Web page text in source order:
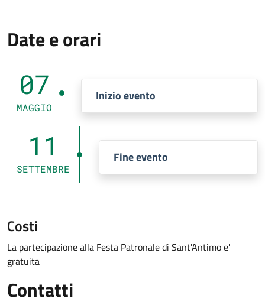
Date e orari
07
MAGGIO
Inizio evento
11
SETTEMBRE
Fine evento
Costi
La partecipazione alla Festa Patronale di Sant'Antimo e'
gratuita
Contatti